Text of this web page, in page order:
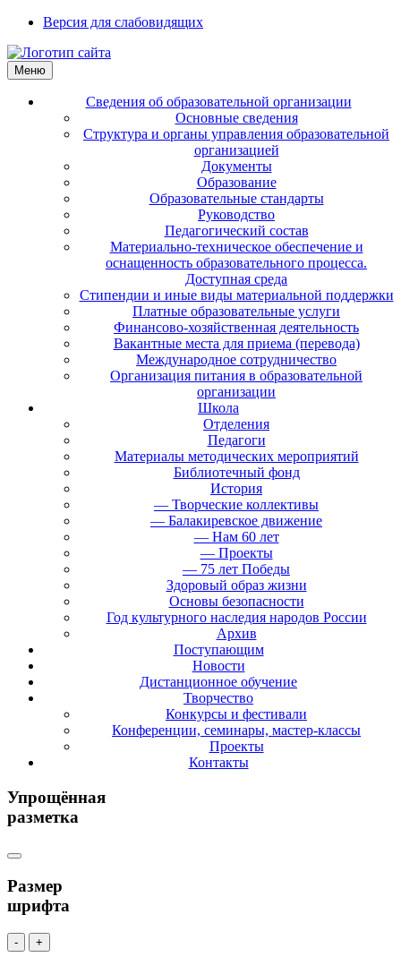
Версия для слабовидящих
Меню
Сведения об образовательной организации
Основные сведения
Структура и органы управления образовательной
организацией
Документы
Образование
Образовательные стандарты
Руководство
Педагогический состав
Материально-техническое обеспечение и
оснащенность образовательного процесса.
Доступная среда
Стипендии и иные виды материальной поддержки
Платные образовательные услуги
Финансово-хозяйственная деятельность
Вакантные места для приема (перевода)
Международное сотрудничество
Организация питания в образовательной
организации
Школа
Отделения
Педагоги
Материалы методических мероприятий
Библиотечный фонд
История
— Творческие коллективы
— Балакиревское движение
— Нам 60 лет
— Проекты
— 75 лет Победы
Здоровый образ жизни
Основы безопасности
Год культурного наследия народов России
Архив
Поступающим
Новости
Дистанционное обучение
Творчество
Конкурсы и фестивали
Конференции, семинары, мастер-классы
Проекты
Контакты
Упрощённая
разметка
Размер
шрифта
- +